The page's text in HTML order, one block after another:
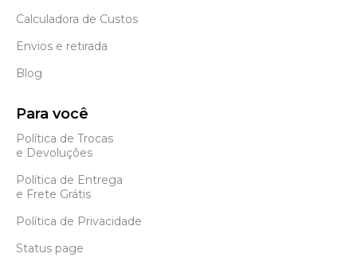
Calculadora de Custos
Envios e retirada
Blog
Para você
Política de Trocas
e Devoluções
Política de Entrega
e Frete Grátis
Política de Privacidade
Status page